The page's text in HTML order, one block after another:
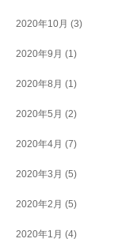
2020年10月 (3)
2020年9月 (1)
2020年8月 (1)
2020年5月 (2)
2020年4月 (7)
2020年3月 (5)
2020年2月 (5)
2020年1月 (4)